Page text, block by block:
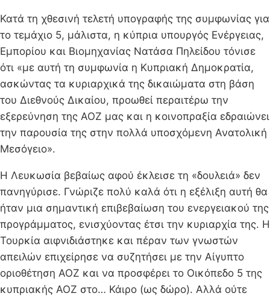
Κατά τη χθεσινή τελετή υπογραφής της συμφωνίας για
το τεμάχιο 5, μάλιστα, η κύπρια υπουργός Ενέργειας,
Εμπορίου και Βιομηχανίας Νατάσα Πηλείδου τόνισε
ότι «με αυτή τη συμφωνία η Κυπριακή Δημοκρατία,
ασκώντας τα κυριαρχικά της δικαιώματα στη βάση
του Διεθνούς Δικαίου, προωθεί περαιτέρω την
εξερεύνηση της ΑΟΖ μας και η κοινοπραξία εδραιώνει
την παρουσία της στην πολλά υποσχόμενη Ανατολική
Μεσόγειο».
Η Λευκωσία βεβαίως αφού έκλεισε τη «δουλειά» δεν
πανηγύρισε. Γνώριζε πολύ καλά ότι η εξέλιξη αυτή θα
ήταν μια σημαντική επιβεβαίωση του ενεργειακού της
προγράμματος, ενισχύοντας έτσι την κυριαρχία της. Η
Τουρκία αιφνιδιάστηκε και πέραν των γνωστών
απειλών επιχείρησε να συζητήσει με την Αίγυπτο
οριοθέτηση ΑΟΖ και να προσφέρει το Οικόπεδο 5 της
κυπριακής ΑΟΖ στο… Κάιρο (ως δώρο). Αλλά ούτε